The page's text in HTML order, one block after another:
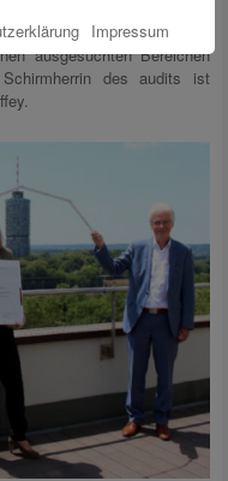
lebensphasenbewussten
ausgesuchten Bereichen
des audits ist
Impressum